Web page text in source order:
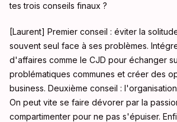
tes trois conseils finaux ?
[Laurent] Premier conseil : éviter la
souvent seul face à ses problèmes.
d'affaires comme le CJD pour échanger
problématiques communes et créer des
business. Deuxième conseil :
On peut vite se faire dévorer par la
compartimenter pour ne pas s'épuiser.